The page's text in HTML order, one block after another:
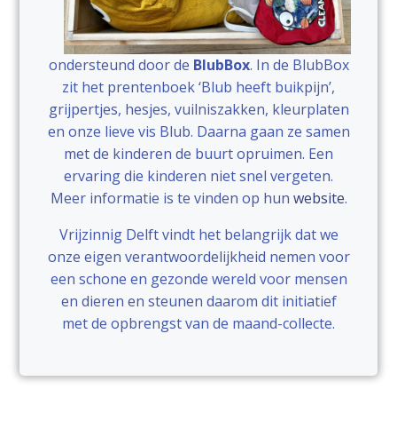
ondersteund door de BlubBox. In de BlubBox
zit het prentenboek ‘Blub heeft buikpijn’,
grijpertjes, hesjes, vuilniszakken, kleurplaten
en onze lieve vis Blub. Daarna gaan ze samen
met de kinderen de buurt opruimen. Een
ervaring die kinderen niet snel vergeten.
Meer informatie is te vinden op hun website.
Vrijzinnig Delft vindt het belangrijk dat we
onze eigen verantwoordelijkheid nemen voor
een schone en gezonde wereld voor mensen
en dieren en steunen daarom dit initiatief
met de opbrengst van de maand-collecte.